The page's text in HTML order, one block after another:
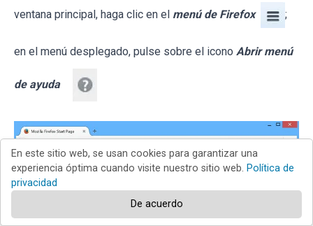
ventana principal, haga clic en el menú de Firefox ;
en el menú desplegado, pulse sobre el icono Abrir menú
de ayuda
En este sitio web, se usan cookies para garantizar una
experiencia óptima cuando visite nuestro sitio web. Política de
privacidad
De acuerdo